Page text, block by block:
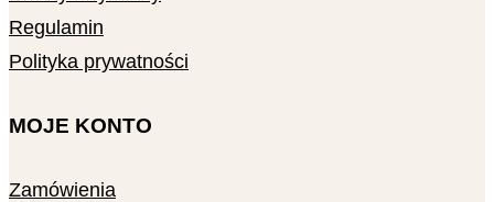
Regulamin
Polityka prywatności
MOJE KONTO
Zamówienia